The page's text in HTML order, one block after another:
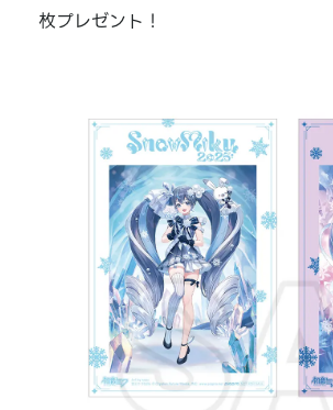
枚プレゼント！